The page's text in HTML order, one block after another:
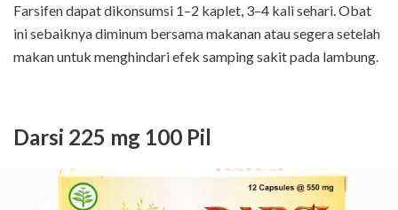
Farsifen dapat dikonsumsi 1–2 kaplet, 3–4 kali sehari. Obat
ini sebaiknya diminum bersama makanan atau segera setelah
makan untuk menghindari efek samping sakit pada lambung.
Darsi 225 mg 100 Pil